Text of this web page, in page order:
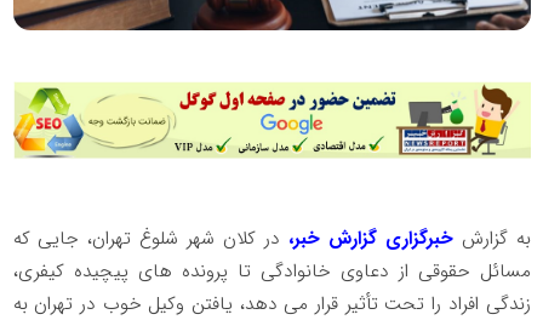
به گزارشخبرگزاری گزارش خبر، در کلان شهر شلوغ تهران، جایی که
مسائل حقوقی از دعاوی خانوادگی تا پرونده های پیچیده کیفری،
زندگی افراد را تحت تأثیر قرار می دهد، یافتن وکیل خوب در تهران به